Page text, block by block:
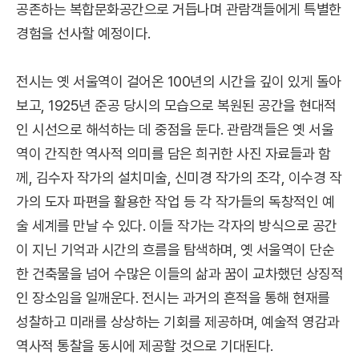
공존하는 복합문화공간으로 거듭나며 관람객들에게 특별한
경험을 선사할 예정이다.
전시는 옛 서울역이 걸어온 100년의 시간을 깊이 있게 돌아
보고, 1925년 준공 당시의 모습으로 복원된 공간을 현대적
인 시선으로 해석하는 데 중점을 둔다. 관람객들은 옛 서울
역이 간직한 역사적 의미를 담은 희귀한 사진 자료들과 함
께, 김수자 작가의 설치미술, 신미경 작가의 조각, 이수경 작
가의 도자 파편을 활용한 작업 등 각 작가들의 독창적인 예
술 세계를 만날 수 있다. 이들 작가는 각자의 방식으로 공간
이 지닌 기억과 시간의 흐름을 탐색하며, 옛 서울역이 단순
한 건축물을 넘어 수많은 이들의 삶과 꿈이 교차했던 상징적
인 장소임을 일깨운다. 전시는 과거의 흔적을 통해 현재를
성찰하고 미래를 상상하는 기회를 제공하며, 예술적 영감과
역사적 통찰을 동시에 제공할 것으로 기대된다.